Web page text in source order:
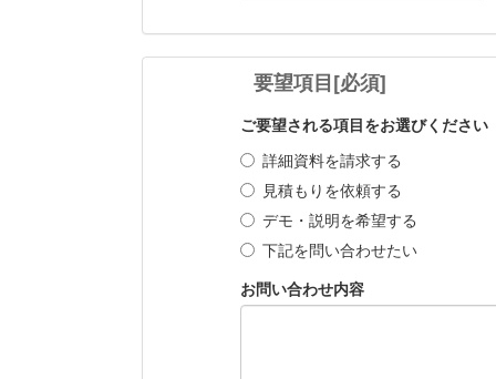
要望項目[必須]
ご要望される項目をお選びください
詳細資料を請求する
見積もりを依頼する
デモ・説明を希望する
下記を問い合わせたい
お問い合わせ内容